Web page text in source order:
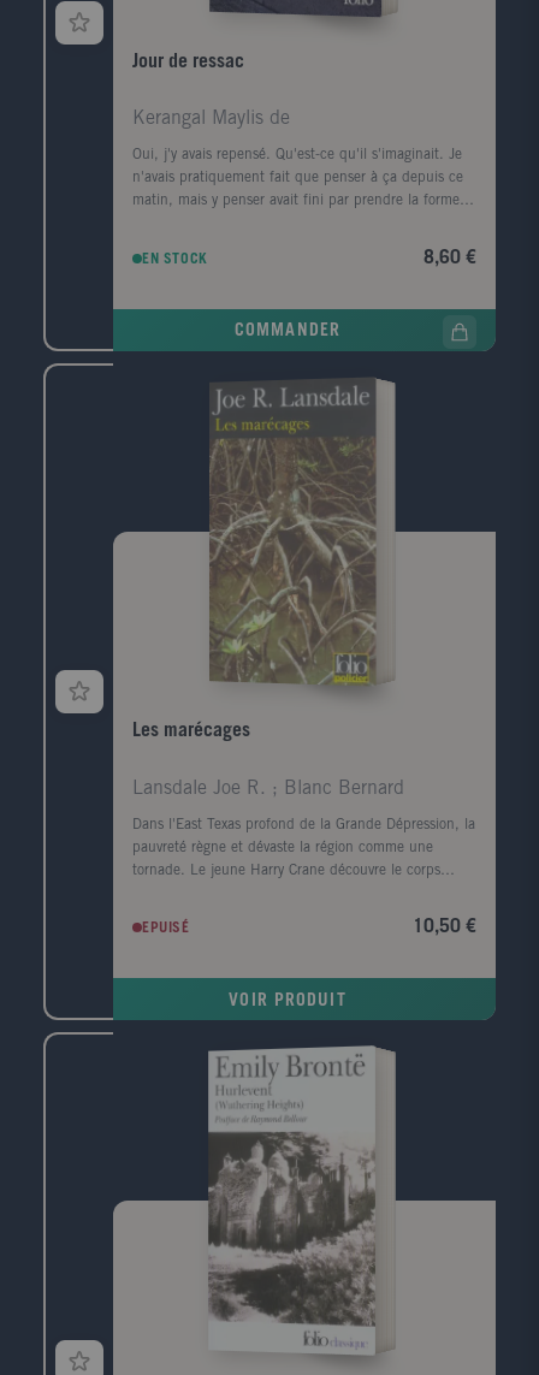
Jour de ressac
Kerangal Maylis de
Oui, j'y avais repensé. Qu'est-ce qu'il s'imaginait. Je
n'avais pratiquement fait que penser à ça depuis ce
matin, mais y penser avait fini par prendre la forme
police, elle prend le train pour Le Havre, ville de son
longtemps. Durant ce jour de retour, cherchant à
comprendre ce qui la lie à ce mort dont elle ignore
tout, elle va exhumer ses souvenirs mais aussi la
mémoire de cette ville traumatisée par la guerre, ce
qui a disparu, ce qui a survécu, et raviver les vestiges
d'un amour adolescent.
EN STOCK 8,60 €
COMMANDER
Les marécages
Lansdale Joe R. ; Blanc Bernard
Dans l'East Texas profond de la Grande Dépression, la
pauvreté règne et dévaste la région comme une
tornade. Le jeune Harry Crane découvre le corps
Sabine. Il est convaincu que le meurtre est l'oeuvre
de l'Homme-chèvre, un monstre de légende. Le
EPUISÉ 10,50 €
VOIR PRODUIT